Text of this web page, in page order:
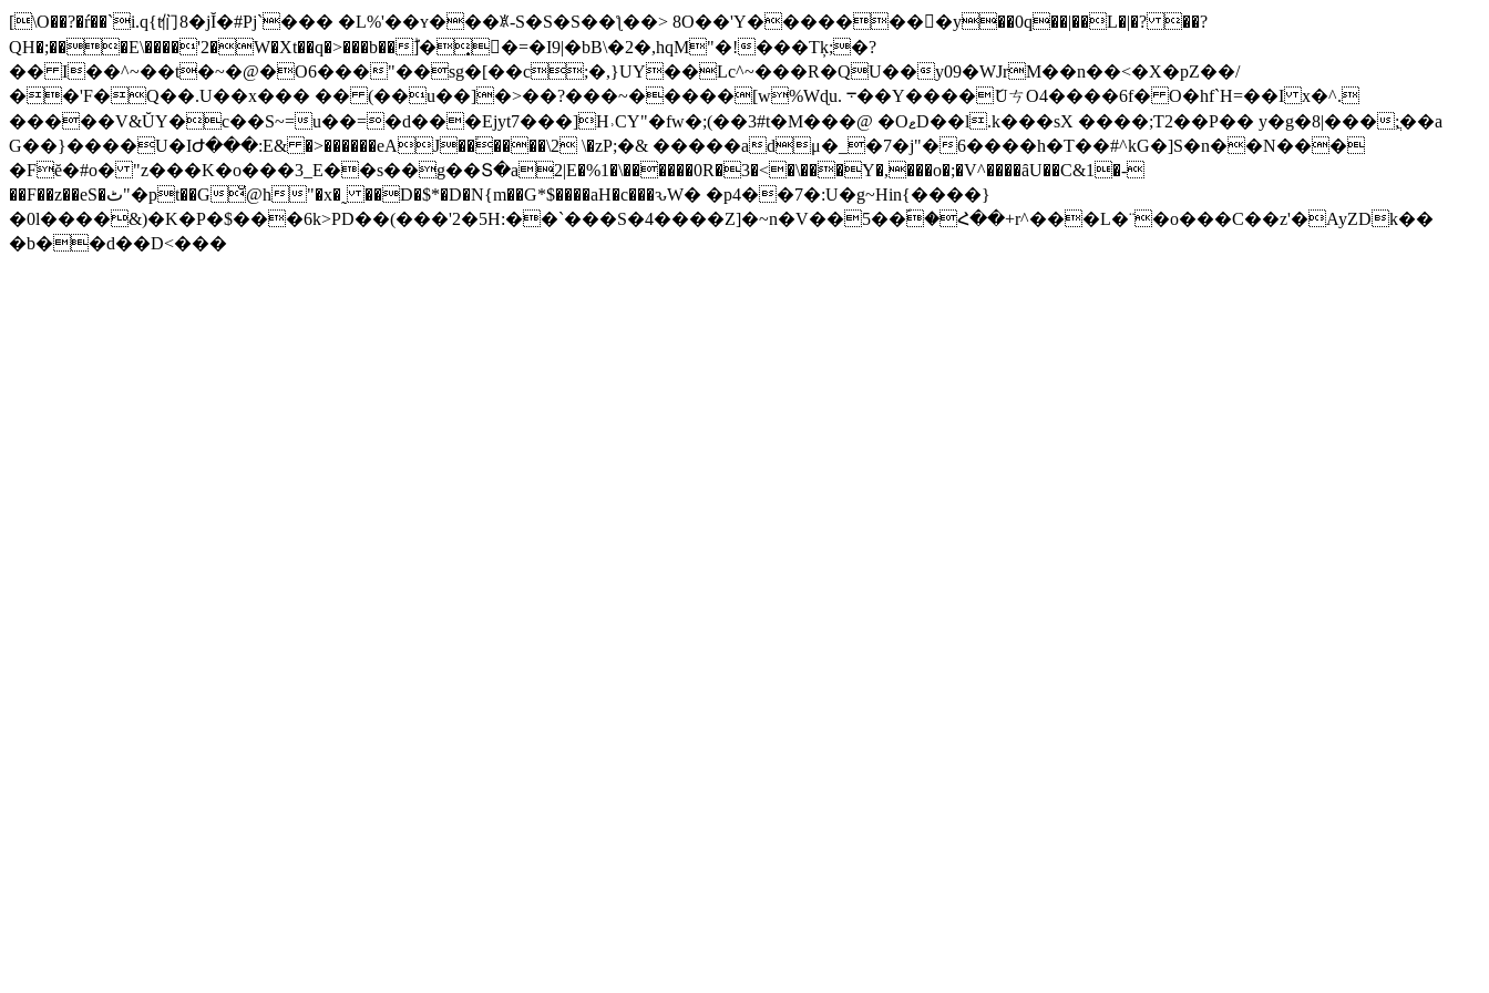
[\O��?�ŕ��`i.q{t们8�jĬ�#Pj`��� �L%'��ʏ���ꅻ-S�S�S��ƪ��> 8O��'Y��������y��0q��|��L�|�? ��?
QH�;���E\����'2�W�Xt��q�>���b��ؕ]�͎�ً=�I9|�bB\�2�,hqM"�!���Tķ;�?
�� I��^~��t�~�@�O6���"��sg�[��c;�,}UY��Lc^~���R�QU��y09�WJrM��n��<�X�pZ��/
��'F�Q��.U��x��� �� (��u��]�>��?���~�����[w%Wɖu. ܋��Y����ަUㄘO4����6f� O�hf`H=��I x�^.
�����V&ŬY�c��S~=u��=�d���Ejyt7���]H˒CY"�fw�;(��3#t�M���@ �OޱD��l.k���sX ����;Ƭ2��P�� y�g�8|���;ֲ��a
G��}����U�IԺ���:E& �>������eAJ��֒����\2 \�zP;�& �����adμ�_�7�j"�6����h�T��#^kG�]S�n��N���
�Fĕ�#o� "z���K�o���3_E��s��g��Տ�a2|E�%1�\������0R�3�<�\���Y�,���o�;�V^����ȃU��C&1�-
��F��z��eS�ٹ"�pt��G̆@h"�x�˷ ��D�$*�D�N{m��G*$����aH�c���ԅW� �p4��7�:U�g~Hin{����}
�0l����&)�K�P�$���6k>PD��(���'2�5H:��`���S�4����Z]�~n�V��5��ؐ�Հ��+r^���L�¨�o���Ϲ��z'�AyZDk��
�b��d��D<���